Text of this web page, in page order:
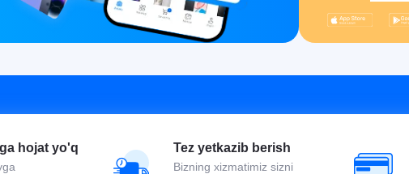
hojat yo'q Tez yetkazib berish
Bizning xizmatimiz sizni